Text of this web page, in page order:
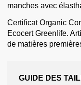
manches avec
Certificat Organic
Ecocert Greenlife.
de matières
GUIDE DES